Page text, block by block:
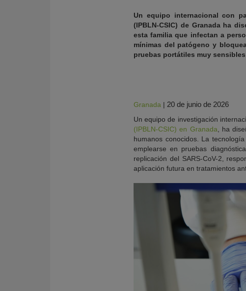
Un equipo internacional con
(IPBLN-CSIC) de Granada ha
esta familia que infectan a
mínimas del patógeno y
pruebas portátiles muy
Granada | 20 de junio de 2026
Un equipo de investigación
(IPBLN-CSIC) en Granada , ha
humanos conocidos. La
emplearse en pruebas
replicación del SARS-CoV-2,
aplicación futura en tratamientos